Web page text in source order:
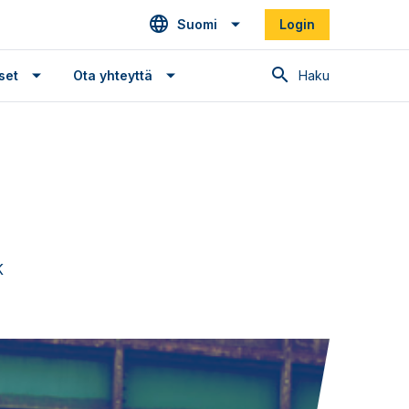
Suomi Login
Haku
Ota yhteyttä